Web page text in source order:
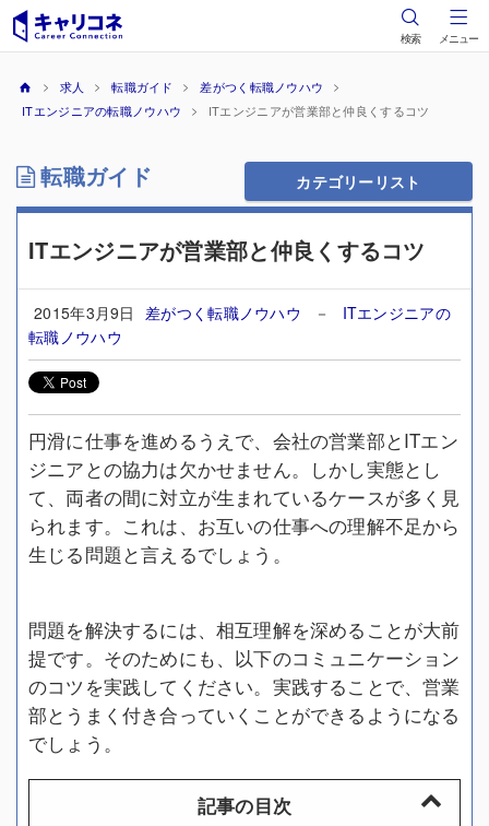
検索 メニュー
求人 転職ガイド
差がつく転職ノウハウ
ITエンジニアの転職ノウハウ
ITエンジニアが営業部と仲良くするコツ
転職ガイド カテゴリーリスト
ITエンジニアが営業部と仲良くするコツ
2015年3月9日 差がつく転職ノウハウ － ITエンジニアの
転職ノウハウ
円滑に仕事を進めるうえで、会社の営業部とITエン
ジニアとの協力は欠かせません。しかし実態とし
て、両者の間に対立が生まれているケースが多く見
られます。これは、お互いの仕事への理解不足から
生じる問題と言えるでしょう。
問題を解決するには、相互理解を深めることが大前
提です。そのためにも、以下のコミュニケーション
のコツを実践してください。実践することで、営業
部とうまく付き合っていくことができるようになる
でしょう。
記事の目次